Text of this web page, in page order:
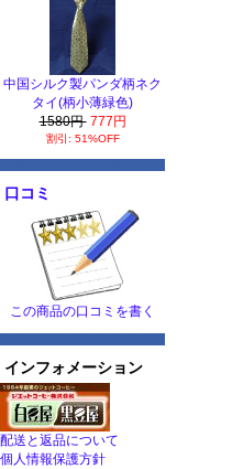
中国シルク製パンダ柄ネク
タイ(柄小薄緑色)
1580円 777円
割引: 51%OFF
口コミ
この商品の口コミを書く
インフォメーション
配送と返品について
個人情報保護方針